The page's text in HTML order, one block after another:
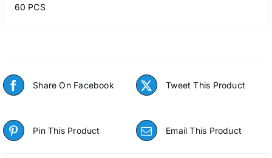
60 PCS
Share On Facebook Tweet This Product
Pin This Product Email This Product